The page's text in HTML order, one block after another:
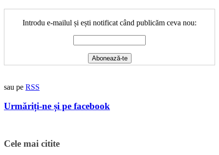
Introdu e-mailul și ești notificat când publicăm ceva nou:
sau pe RSS
Urmăriți-ne și pe facebook
Cele mai citite